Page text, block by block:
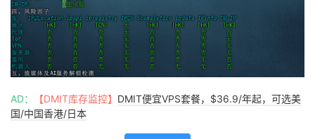
AD： 【DMIT库存监控】 DMIT便宜VPS套餐，$36.9/年起，可选美
国/中国香港/日本